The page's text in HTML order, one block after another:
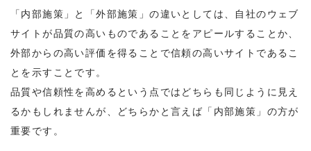
「内部施策」と「外部施策」の違いとしては、自社のウェブ
サイトが品質の高いものであることをアピールすることか、
外部からの高い評価を得ることで信頼の高いサイトであるこ
とを示すことです。
品質や信頼性を高めるという点ではどちらも同じように見え
るかもしれませんが、どちらかと言えば「内部施策」の方が
重要です。